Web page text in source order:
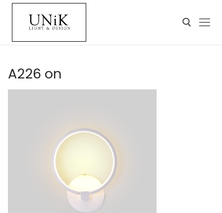
A226 on